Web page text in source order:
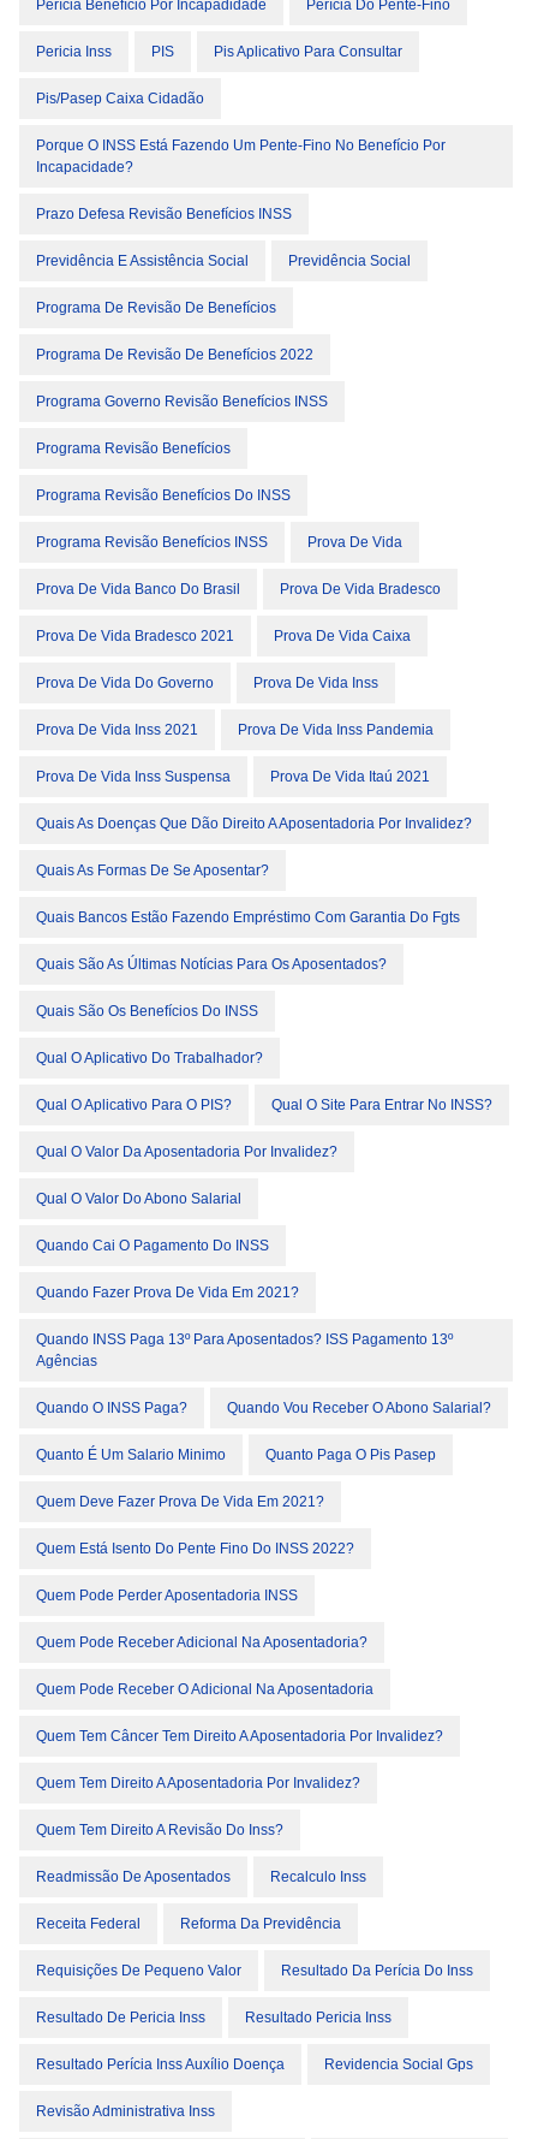
Perícia Benefício Por Incapadidade Perícia Do Pente-Fino
Pericia Inss PIS Pis Aplicativo Para Consultar
Pis/pasep Caixa Cidadão
Porque O INSS Está Fazendo Um Pente-Fino No Benefício Por
Incapacidade?
Prazo Defesa Revisão Benefícios INSS
Previdência E Assistência Social Previdência Social
Programa De Revisão De Benefícios
Programa De Revisão De Benefícios 2022
Programa Governo Revisão Benefícios INSS
Programa Revisão Benefícios
Programa Revisão Benefícios Do INSS
Programa Revisão Benefícios INSS Prova De Vida
Prova De Vida Banco Do Brasil Prova De Vida Bradesco
Prova De Vida Bradesco 2021 Prova De Vida Caixa
Prova De Vida Do Governo Prova De Vida Inss
Prova De Vida Inss 2021 Prova De Vida Inss Pandemia
Prova De Vida Inss Suspensa Prova De Vida Itaú 2021
Quais As Doenças Que Dão Direito A Aposentadoria Por Invalidez?
Quais As Formas De Se Aposentar?
Quais Bancos Estão Fazendo Empréstimo Com Garantia Do Fgts
Quais São As Últimas Notícias Para Os Aposentados?
Quais São Os Benefícios Do INSS
Qual O Aplicativo Do Trabalhador?
Qual O Aplicativo Para O PIS? Qual O Site Para Entrar No INSS?
Qual O Valor Da Aposentadoria Por Invalidez?
Qual O Valor Do Abono Salarial
Quando Cai O Pagamento Do INSS
Quando Fazer Prova De Vida Em 2021?
Quando INSS Paga 13º Para Aposentados? ISS Pagamento 13º
Agências
Quando O INSS Paga? Quando Vou Receber O Abono Salarial?
Quanto É Um Salario Minimo Quanto Paga O Pis Pasep
Quem Deve Fazer Prova De Vida Em 2021?
Quem Está Isento Do Pente Fino Do INSS 2022?
Quem Pode Perder Aposentadoria INSS
Quem Pode Receber Adicional Na Aposentadoria?
Quem Pode Receber O Adicional Na Aposentadoria
Quem Tem Câncer Tem Direito A Aposentadoria Por Invalidez?
Quem Tem Direito A Aposentadoria Por Invalidez?
Quem Tem Direito A Revisão Do Inss?
Readmissão De Aposentados Recalculo Inss
Receita Federal Reforma Da Previdência
Requisições De Pequeno Valor Resultado Da Perícia Do Inss
Resultado De Pericia Inss Resultado Pericia Inss
Resultado Perícia Inss Auxílio Doença Revidencia Social Gps
Revisão Administrativa Inss